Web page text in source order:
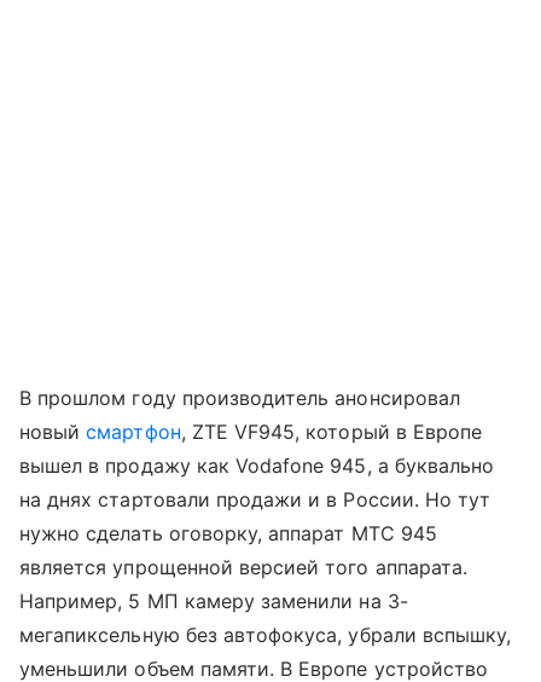
В прошлом году производитель анонсировал
новыйсмартфон, ZTE VF945, который в Европе
вышел в продажу как Vodafone 945, а буквально
на днях стартовали продажи и в России. Но тут
нужно сделать оговорку, аппарат МТС 945
является упрощенной версией того аппарата.
Например, 5 МП камеру заменили на 3-
мегапиксельную без автофокуса, убрали вспышку,
уменьшили объем памяти. В Европе устройство